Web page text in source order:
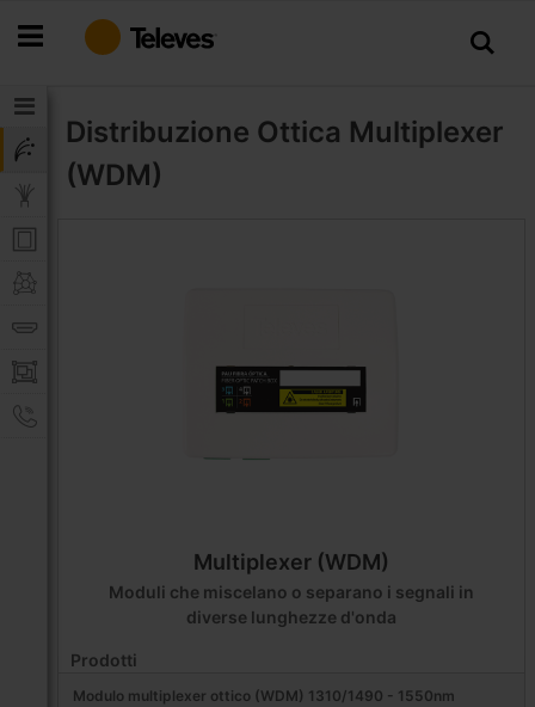
al
Distribuzione Ottica Multiplexer
(WDM)
Multiplexer (WDM)
Moduli che miscelano o separano i segnali in
diverse lunghezze d'onda
Prodotti
Modulo multiplexer ottico (WDM) 1310/1490 - 1550nm